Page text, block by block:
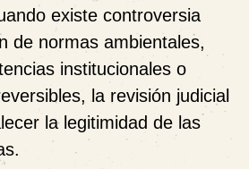
existe controversia
de normas ambientales,
institucionales o
la revisión judicial
la legitimidad de las